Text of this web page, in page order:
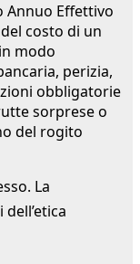
Annuo Effettivo
costo di un
modo
perizia,
obbligatorie
sorprese o
del rogito
La